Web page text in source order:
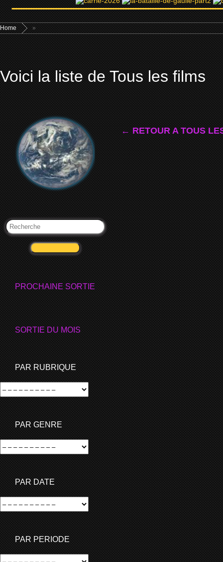
Home »
Voici la liste de Tous les films
PROCHAINE SORTIE
SORTIE DU MOIS
PAR RUBRIQUE
PAR GENRE
PAR DATE
PAR PERIODE
← RETOUR A TOUS